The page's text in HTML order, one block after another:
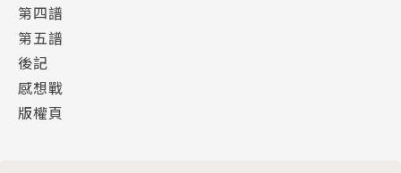
第四譜
第五譜
後記
感想戰
版權頁